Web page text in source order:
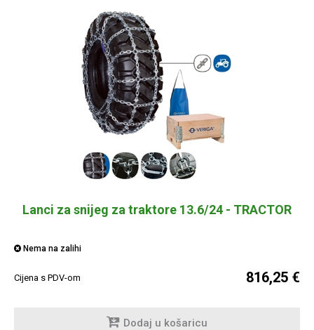
Lanci za snijeg za traktore 13.6/24 - TRACTOR
Nema na zalihi
Cijena s PDV-om 816,25 €
Dodaj u košaricu